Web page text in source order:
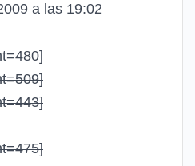
a las 19:02